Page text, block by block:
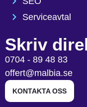
Serviceavtal
Skriv
0704 - 89 48 83
offert@malbia.se
KONTAKTA OSS